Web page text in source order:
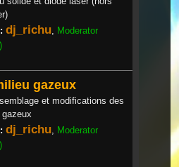
dj_richu Moderator
gazeux
et modifications des
dj_richu Moderator